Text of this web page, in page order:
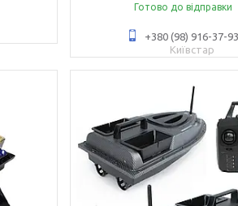
Готово до відправки
+380 (98) 916-37-93
Київстар